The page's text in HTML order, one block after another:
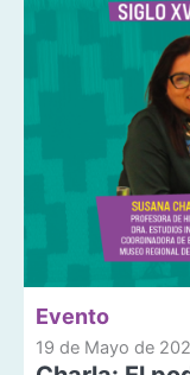
Evento
19 de Mayo de